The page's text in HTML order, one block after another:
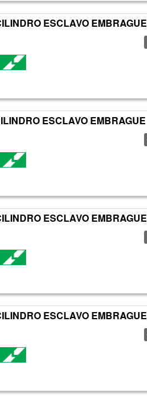
ESCLAVO EMBRAGUE
ESCLAVO EMBRAGUE
ESCLAVO EMBRAGUE
ESCLAVO EMBRAGUE